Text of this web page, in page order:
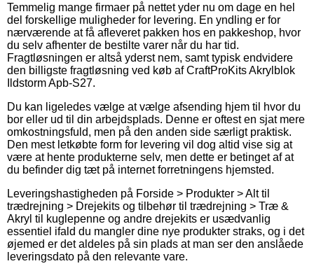
Temmelig mange firmaer på nettet yder nu om dage en hel
del forskellige muligheder for levering. En yndling er for
nærværende at få afleveret pakken hos en pakkeshop, hvor
du selv afhenter de bestilte varer når du har tid.
Fragtløsningen er altså yderst nem, samt typisk endvidere
den billigste fragtløsning ved køb af CraftProKits Akrylblok
Ildstorm Apb-S27.
Du kan ligeledes vælge at vælge afsending hjem til hvor du
bor eller ud til din arbejdsplads. Denne er oftest en sjat mere
omkostningsfuld, men på den anden side særligt praktisk.
Den mest letkøbte form for levering vil dog altid vise sig at
være at hente produkterne selv, men dette er betinget af at
du befinder dig tæt på internet forretningens hjemsted.
Leveringshastigheden på Forside > Produkter > Alt til
trædrejning > Drejekits og tilbehør til trædrejning > Træ &
Akryl til kuglepenne og andre drejekits er usædvanlig
essentiel ifald du mangler dine nye produkter straks, og i det
øjemed er det aldeles på sin plads at man ser den anslåede
leveringsdato på den relevante vare.